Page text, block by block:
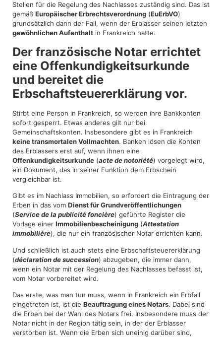
Stellen für die Regelung des Nachlasses zuständig sind. Das ist
gemäß Europäischer Erbrechtsverordnung (EuErbVO)
grundsätzlich dann der Fall, wenn der Erblasser seinen letzten
gewöhnlichen Aufenthalt in Frankreich hatte.
Der französische Notar errichtet
eine Offenkundigkeitsurkunde
und bereitet die
Erbschaftsteuererklärung vor.
Stirbt eine Person in Frankreich, so werden ihre Bankkonten
sofort gesperrt. Etwas anderes gilt nur bei
Gemeinschaftskonten. Insbesondere gibt es in Frankreich
keine transmortalen Vollmachten. Banken lösen die Konten
des Erblassers erst auf, wenn ihnen eine
Offenkundigkeitsurkunde (acte de notoriété) vorgelegt wird,
ein Dokument, das in seiner Funktion dem Erbschein
vergleichbar ist.
Gibt es im Nachlass Immobilien, so erfordert die Eintragung der
Erben in das vom Dienst für Grundveröffentlichungen
(Service de la publicité foncière) geführte Register die
Vorlage einer Immobilienbescheinigung (Attestation
immobilière), die nur ein französischer Notar errichten kann.
Und schließlich ist auch stets eine Erbschaftsteuererklärung
(déclaration de succession) abzugeben, die immer dann,
wenn ein Notar mit der Regelung des Nachlasses befasst ist,
vom Notar vorbereitet wird.
Das erste, was man tun muss, wenn in Frankreich ein Erbfall
eingetreten ist, ist die Beauftragung eines Notars. Dabei sind
die Erben bei der Wahl des Notars frei. Insbesondere muss der
Notar nicht in der Region tätig sein, in der der Erblasser
verstorben ist. Wenn die Erben sich uneinig darüber sind,